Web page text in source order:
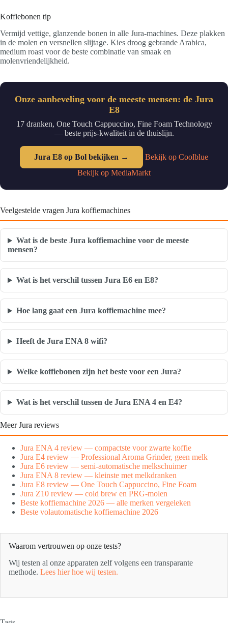
Koffiebonen tip
Vermijd vettige, glanzende bonen in alle Jura-machines. Deze plakken
in de molen en versnellen slijtage. Kies droog gebrande Arabica,
medium roast voor de beste combinatie van smaak en
molenvriendelijkheid.
Onze aanbeveling voor de meeste mensen: de Jura
E8
17 dranken, One Touch Cappuccino, Fine Foam Technology
— beste prijs-kwaliteit in de thuislijn.
Jura E8 op Bol bekijken →
Bekijk op Coolblue
Bekijk op MediaMarkt
Veelgestelde vragen Jura koffiemachines
Wat is de beste Jura koffiemachine voor de meeste
mensen?
Wat is het verschil tussen Jura E6 en E8?
Hoe lang gaat een Jura koffiemachine mee?
Heeft de Jura ENA 8 wifi?
Welke koffiebonen zijn het beste voor een Jura?
Wat is het verschil tussen de Jura ENA 4 en E4?
Meer Jura reviews
Jura ENA 4 review — compactste voor zwarte koffie
Jura E4 review — Professional Aroma Grinder, geen melk
Jura E6 review — semi-automatische melkschuimer
Jura ENA 8 review — kleinste met melkdranken
Jura E8 review — One Touch Cappuccino, Fine Foam
Jura Z10 review — cold brew en PRG-molen
Beste koffiemachine 2026 — alle merken vergeleken
Beste volautomatische koffiemachine 2026
Waarom vertrouwen op onze tests?
Wij testen al onze apparaten zelf volgens een transparante
methode. Lees hier hoe wij testen.